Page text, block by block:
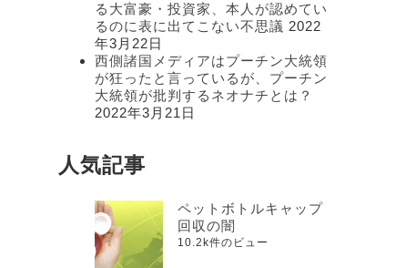
る大富豪・投資家、本人が認めてい
るのに表に出てこない不思議 2022
年3月22日
西側諸国メディアはプーチン大統領
が狂ったと言っているが、プーチン
大統領が批判するネオナチとは？
2022年3月21日
人気記事
ペットボトルキャップ
回収の闇
10.2k件のビュー